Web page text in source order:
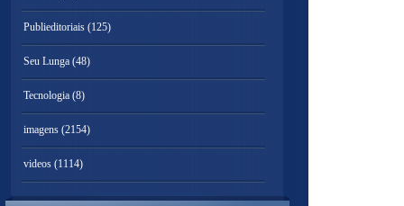
Publieditoriais (125)
Seu Lunga (48)
Tecnologia (8)
imagens (2154)
videos (1114)